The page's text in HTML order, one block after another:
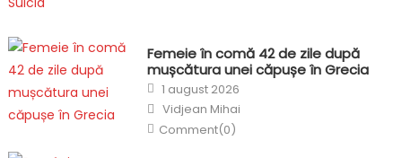
Femeie în comă 42 de zile după
mușcătura unei căpușe în Grecia
Posted
on
1 august 2026
Author
Vidjean Mihai
Comment(0)